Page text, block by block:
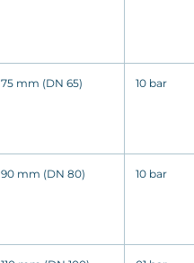
75 mm (DN 65) 10 bar
90 mm (DN 80) 10 bar